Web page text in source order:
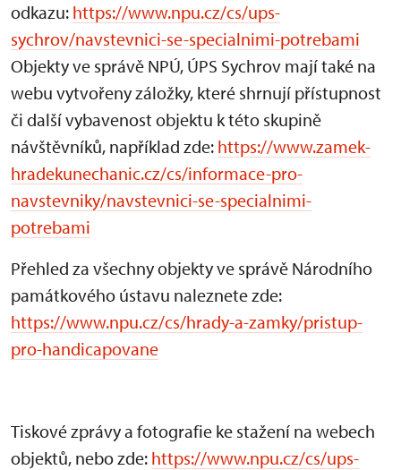
odkazu: https://www.npu.cz/cs/ups-
sychrov/navstevnici-se-specialnimi-potrebami
Objekty ve správě NPÚ, ÚPS Sychrov mají také na
webu vytvořeny záložky, které shrnují přístupnost
či další vybavenost objektu k této skupině
návštěvníků, například zde: https://www.zamek-
hradekunechanic.cz/cs/informace-pro-
navstevniky/navstevnici-se-specialnimi-
potrebami
Přehled za všechny objekty ve správě Národního
památkového ústavu naleznete zde:
https://www.npu.cz/cs/hrady-a-zamky/pristup-
pro-handicapovane
Tiskové zprávy a fotografie ke stažení na webech
objektů, nebo zde: https://www.npu.cz/cs/ups-